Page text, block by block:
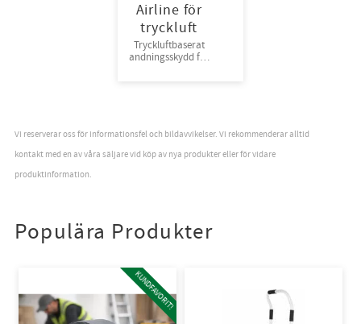
Airline för
tryckluft
Tryckluftbaserat
andningsskydd för
Vi reserverar oss för informationsfel och bildavvikelser. Vi rekommenderar alltid
kontakt med en av våra säljare vid köp av nya produkter eller för vidare
produktinformation.
Populära Produkter
KUNDFAVORIT!